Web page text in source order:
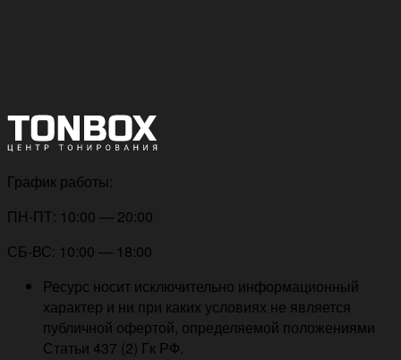
График работы:
ПН-ПТ: 10:00 — 20:00
СБ-ВС: 10:00 — 18:00
Ресурс носит исключительно информационный
характер и ни при каких условиях не является
публичной офертой, определяемой положениями
Статьи 437 (2) Гк РФ.